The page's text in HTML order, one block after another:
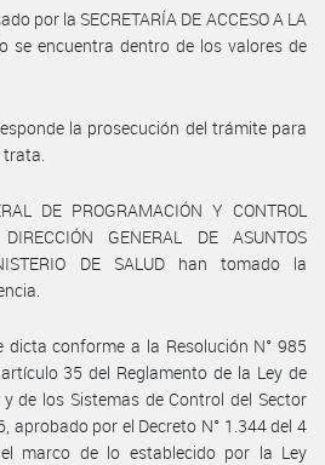
por la SECRETARÍA DE ACCESO A LA
se encuentra dentro de los valores de
la prosecución del trámite para
DE PROGRAMACIÓN Y CONTROL
GENERAL DE ASUNTOS
DE SALUD han tomado la
dicta conforme a la Resolución N° 985
35 del Reglamento de la Ley de
de los Sistemas de Control del Sector
aprobado por el Decreto N° 1.344 del 4
marco de lo establecido por la Ley